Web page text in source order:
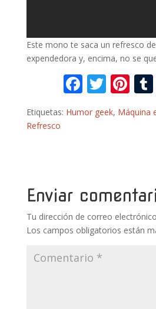
Este mono te saca un refresco
expendedora y, encima, no se
F
e
k
T
w
itt
Pi
nt
er
Etiquetas: Humor geek, Máquina
Refresco
Enviar
Tu dirección de correo
Los campos obligatorios están